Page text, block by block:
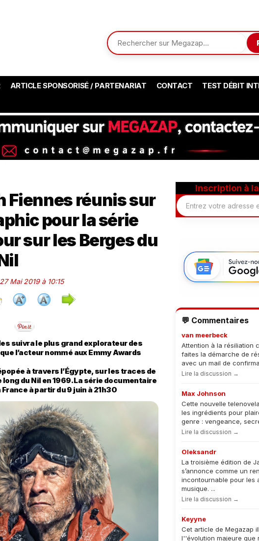
ARTICLE SPONSORISÉ / PARTENARIAT CONTACT TEST DÉBIT
Fiennes réunis sur
pour la série
sur les Berges du
Mai 2019 à 10:15
suivra le plus grand explorateur des
l’acteur nommé aux Emmy Awards
à travers l’Égypte, sur les traces de
du Nil en 1969. La série documentaire
à partir du 9 juin à 21h30
Inscription à
💬 Commentaires
van meerbeck
Attention à la résiliation
faites la démarche de
avec un mail de
Lire la discussion →
Max Johnson
Cette nouvelle
les ingrédients pour
genre : vengeance,
Lire la discussion →
Oleksandr
La troisième édition de
s’annonce comme un
incontournable pour les
musique. ...
Lire la discussion →
Keyyne
Cet article de Megazap
l''évolution majeure que